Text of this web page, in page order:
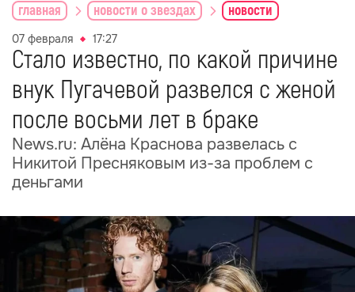
главная новости о звездах новости
07 февраля 17:27
Стало известно, по какой причине
внук Пугачевой развелся с женой
после восьми лет в браке
News.ru: Алёна Краснова развелась с
Никитой Пресняковым из-за проблем с
деньгами